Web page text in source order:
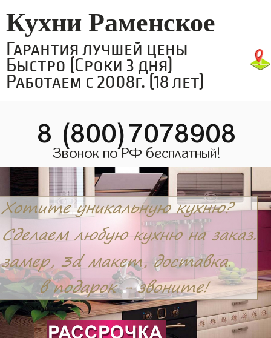
Кухни Раменское
Гарантия лучшей цены
Быстро (Сроки 3 дня)
Работаем с 2008г. (18 лет)
8 (800)7078908
Звонок по РФ бесплатный!